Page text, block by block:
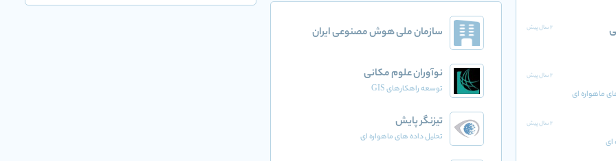
2 سال پیش
2 سال پیش
ماهواره ای
2 سال پیش
ای
سازمان ملی هوش مصنوعی ایران
نوآوران علوم مکانی
توسعه راهکارهای GIS
تیزنگر پایش
تحلیل داده های ماهواره ای